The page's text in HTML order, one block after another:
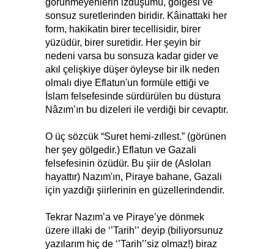
sonsuz suretlerinden biridir. Kâinattaki her
form, hakikatin birer tecellisidir, birer
yüzüdür, birer suretidir. Her şeyin bir
nedeni varsa bu sonsuza kadar gider ve
akıl çelişkiye düşer öyleyse bir ilk neden
olmalı diye Eflatun'un formüle ettiği ve
İslam felsefesinde sürdürülen bu düstura
Nâzım’ın bu dizeleri ile verdiği bir cevaptır.
O üç sözcük “Suret hemi-zıllest.” (görünen
her şey gölgedir.) Eflatun ve Gazali
felsefesinin özüdür. Bu şiir de (Aslolan
hayattır) Nazım'ın, Piraye bahane, Gazali
için yazdığı şiirlerinin en güzellerindendir.
Tekrar Nazım’a ve Piraye’ye dönmek
üzere illaki de ‘’Tarih’’ deyip (biliyorsunuz
yazılarım hiç de ‘’Tarih’’siz olmaz!) biraz